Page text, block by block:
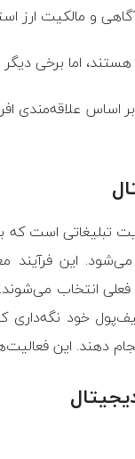
و مالکیت ارز
هستند، اما برخی
اساس علاقه‌مندی
تبلیغاتی است که
می‌شود. این
انتخاب
خود نگه‌داری
دهند. این